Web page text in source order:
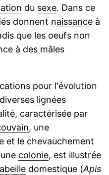
du sexe. Dans ce
donnent naissanceà
que les oeufs non
à des mâles
pour l'évolution
lignées
caractérisée par
, une
et le chevauchement
colonie, est illustrée
abeilledomestique (Apis